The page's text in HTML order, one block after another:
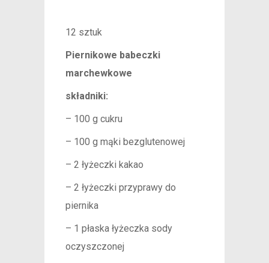
12 sztuk
Piernikowe babeczki
marchewkowe
składniki:
– 100 g cukru
– 100 g mąki bezglutenowej
– 2 łyżeczki kakao
– 2 łyżeczki przyprawy do
piernika
– 1 płaska łyżeczka sody
oczyszczonej